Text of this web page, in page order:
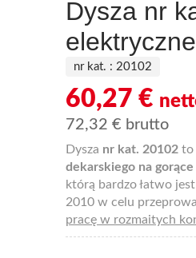
Dysza nr
nr kat. : 20102
60,27 €
72,32 € brutto
Dysza nr kat. 20102 to
dekarskiego na
którą bardzo łatwo
2010 w celu
pracę w rozmaitych